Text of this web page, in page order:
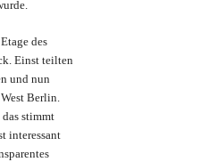
des
Einst teilten
und nun
Berlin.
stimmt
interessant